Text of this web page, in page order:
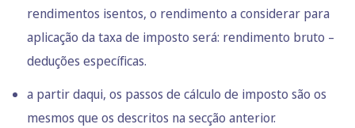
rendimentos isentos, o rendimento a considerar para
aplicação da taxa de imposto será: rendimento bruto –
deduções específicas.
a partir daqui, os passos de cálculo de imposto são os
mesmos que os descritos na secção anterior.